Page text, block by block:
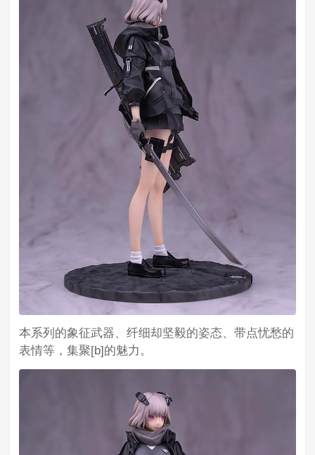
本系列的象征武器、纤细却坚毅的姿态、带点忧愁的
表情等，集聚[b]的魅力。